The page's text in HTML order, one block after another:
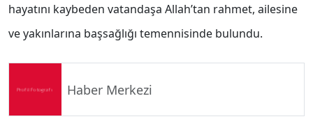
hayatını kaybeden vatandaşa Allah’tan rahmet, ailesine
ve yakınlarına başsağlığı temennisinde bulundu.
Haber Merkezi